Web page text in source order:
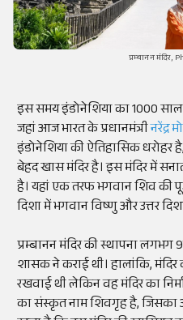
प्रम्बानन मंदिर,
इस समय इंडोनेशिया का 1000 साल
जहां आज भारत के प्रधानमंत्रीनरेंद्र
इंडोनेशिया की ऐतिहासिक धरोहर
बेहद खास मंदिर है। इस मंदिर में
है। यहां एक तरफ भगवान शिव की
दिशा में भगवान विष्णु और उत्तर दिशा
प्रम्बानन मंदिर की स्थापना लगभग
शासक ने कराई थी। हालांकि,
रखवाई थी लेकिन वह मंदिर का
का संस्कृत नाम शिवगृह है, जिसका